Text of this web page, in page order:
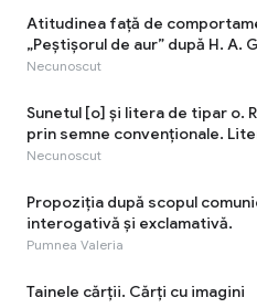
Atitudinea față de
„Peștișorul de aur” după H. A.
Necunoscut
Sunetul [o] şi litera de tipar o.
prin semne convenţionale.
Necunoscut
Propoziția după scopul
interogativă și exclamativă.
Pumnea Valeria
Tainele cărţii. Cărţi cu imagini